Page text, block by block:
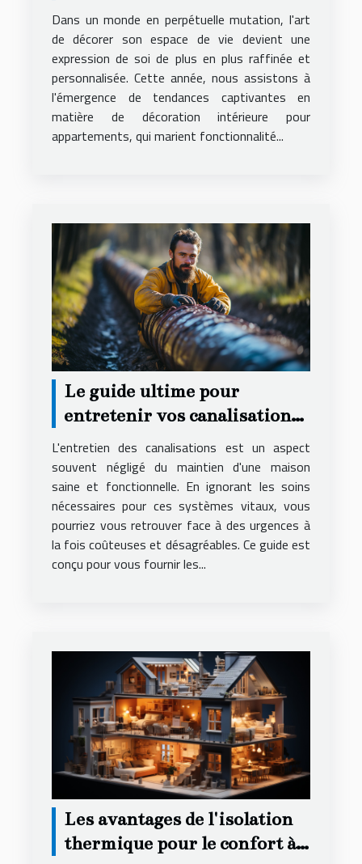
intérieure pour
appartements
Dans un monde en perpétuelle mutation, l'art
de décorer son espace de vie devient une
expression de soi de plus en plus raffinée et
personnalisée. Cette année, nous assistons à
l'émergence de tendances captivantes en
matière de décoration intérieure pour
appartements, qui marient fonctionnalité...
Le guide ultime pour
entretenir vos canalisations
et éviter les urgences
L'entretien des canalisations est un aspect
souvent négligé du maintien d'une maison
saine et fonctionnelle. En ignorant les soins
nécessaires pour ces systèmes vitaux, vous
pourriez vous retrouver face à des urgences à
la fois coûteuses et désagréables. Ce guide est
conçu pour vous fournir les...
Les avantages de l'isolation
thermique pour le confort à